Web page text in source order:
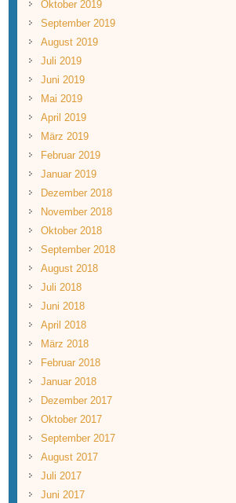
Oktober 2019
September 2019
August 2019
Juli 2019
Juni 2019
Mai 2019
April 2019
März 2019
Februar 2019
Januar 2019
Dezember 2018
November 2018
Oktober 2018
September 2018
August 2018
Juli 2018
Juni 2018
April 2018
März 2018
Februar 2018
Januar 2018
Dezember 2017
Oktober 2017
September 2017
August 2017
Juli 2017
Juni 2017